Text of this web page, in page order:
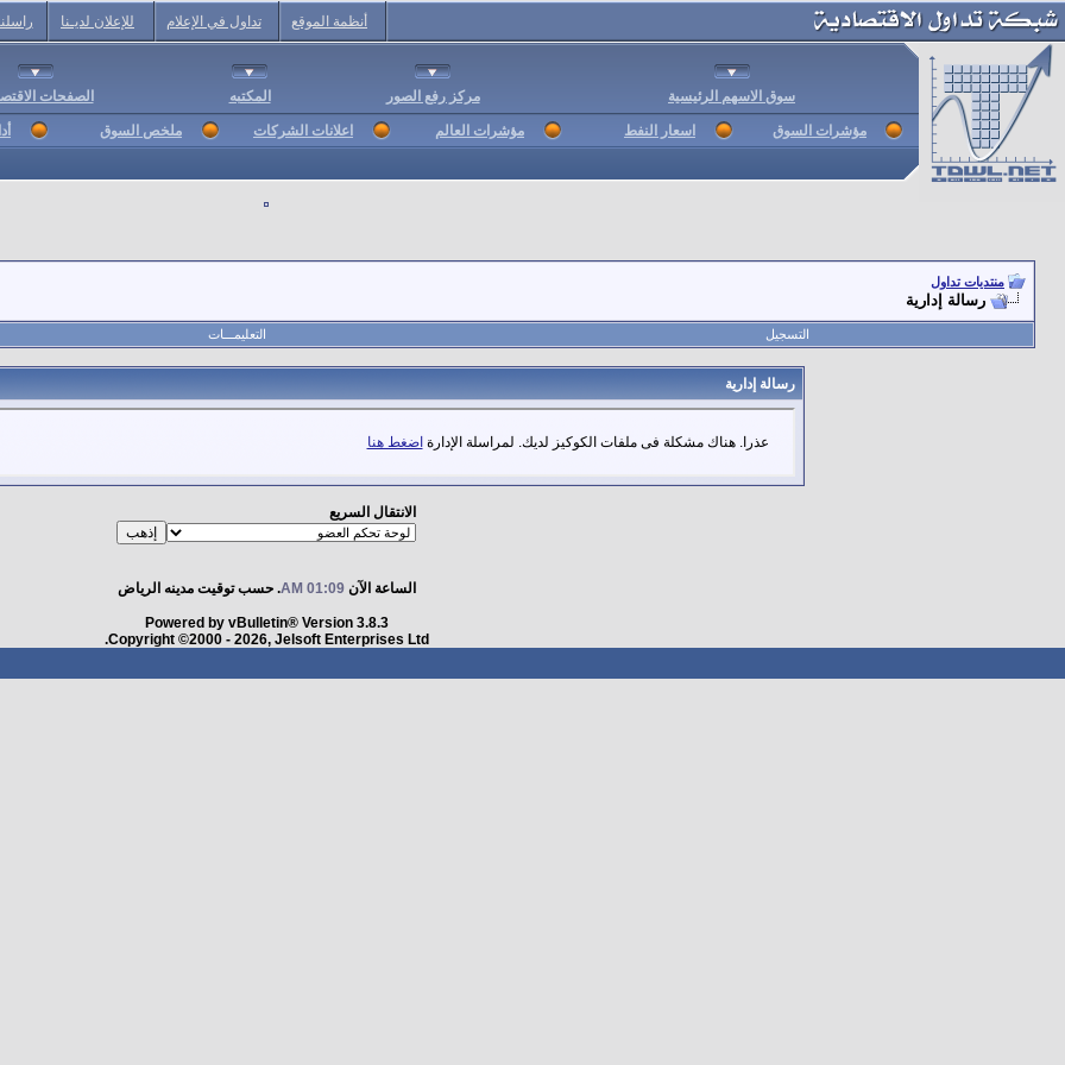
أنظمة الموقع تداول في الإعلام للإعلان لديـنا
سوق الاسهم الرئيسية مركز رفع الصور المكتبه الصفحات
مؤشرات السوق اسعار النفط مؤشرات العالم اعلانات الشركات ملخص السوق
منتديات تداول
رسالة إدارية
التسجيل التعليمـــات
رسالة إدارية
عذرا. هناك مشكلة فى ملفات الكوكيز لديك. لمراسلة الإدارة اضغط هنا
الانتقال السريع
الساعة الآن01:09 AM . حسب توقيت مدينه الرياض
Powered by vBulletin® Version 3.8.3
Copyright ©2000 - 2026, Jelsoft Enterprises Ltd.